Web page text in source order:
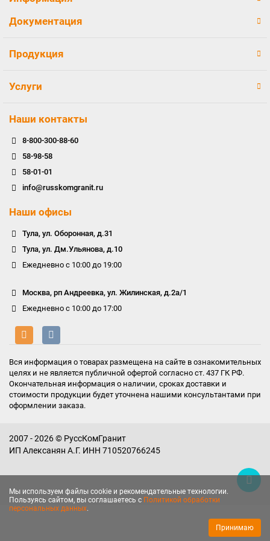
Мы используем файлы cookie и рекомендательные технологии.
Пользуясь сайтом, вы соглашаетесь с Политикой обработки
персональных данных.
Принимаю
Документация
Продукция
Услуги
Наши контакты
8-800-300-88-60
58-98-58
58-01-01
info@russkomgranit.ru
Наши офисы
Тула, ул. Оборонная, д.31
Тула, ул. Дм.Ульянова, д.10
Ежедневно с 10:00 до 19:00
Москва, рп Андреевка, ул. Жилинская, д.2а/1
Ежедневно с 10:00 до 17:00
Вся информация о товарах размещена на сайте в ознакомительных
целях и не является публичной офертой согласно ст. 437 ГК РФ.
Окончательная информация о наличии, сроках доставки и
стоимости продукции будет уточнена нашими консультантами при
оформлении заказа.
2007 - 2026 © РуссКомГранит
ИП Алексанян А.Г. ИНН 710520766245